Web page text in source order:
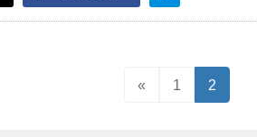
« 1 2